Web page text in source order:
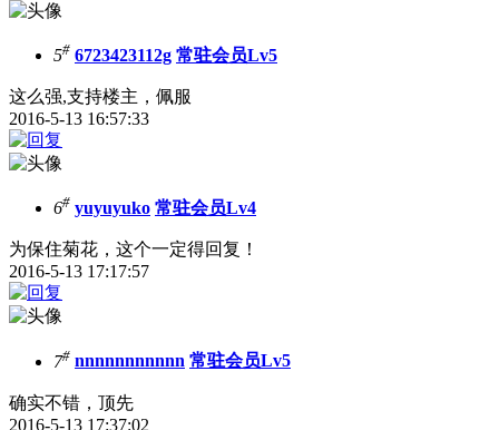
5# 6723423112g 常驻会员Lv5
这么强,支持楼主，佩服
2016-5-13 16:57:33
6# yuyuyuko 常驻会员Lv4
为保住菊花，这个一定得回复！
2016-5-13 17:17:57
7# nnnnnnnnnnn 常驻会员Lv5
确实不错，顶先
2016-5-13 17:37:02